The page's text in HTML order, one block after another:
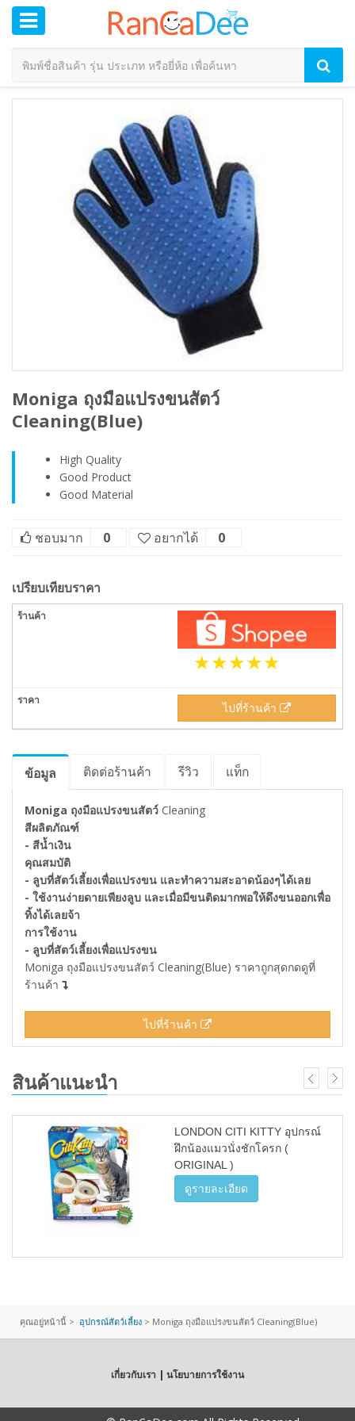
Moniga ถุงมือแปรงขนสัตว์
Cleaning(Blue)
High Quality
Good Product
Good Material
ชอบมาก 0 อยากได้ 0
เปรียบเทียบราคา
ไปที่ร้านค้า
ข้อมูล ติดต่อร้านค้า รีวิว แท็ก
Moniga ถุงมือแปรงขนสัตว์ Cleaning
สีผลิตภัณฑ์
- สีน้ำเงิน
คุณสมบัติ
- ลูบที่สัตว์เลี้ยงเพื่อแปรงขน และทำความสะอาดน้องๆได้เลย
- ใช้งานง่ายดายเพียงลูบ และเมื่อมีขนติดมากพอให้ดึงขนออกเพื่อ
ทิ้งได้เลยจ้า
การใช้งาน
- ลูบที่สัตว์เลี้ยงเพื่อแปรงขน
Moniga ถุงมือแปรงขนสัตว์ Cleaning(Blue) ราคาถูกสุดกดดูที่
ร้านค้า
ไปที่ร้านค้า
สินค้าแนะนำ
LONDON CITI KITTY อุปกรณ์
ฝึกน้องแมวนั่งชักโครก (
ORIGINAL )
ดูรายละเอียด
คุณอยู่หน้านี้ > อุปกรณ์สัตว์เลี้ยง > Moniga ถุงมือแปรงขนสัตว์ Cleaning(Blue)
เกี่ยวกับเรา | นโยบายการใช้งาน